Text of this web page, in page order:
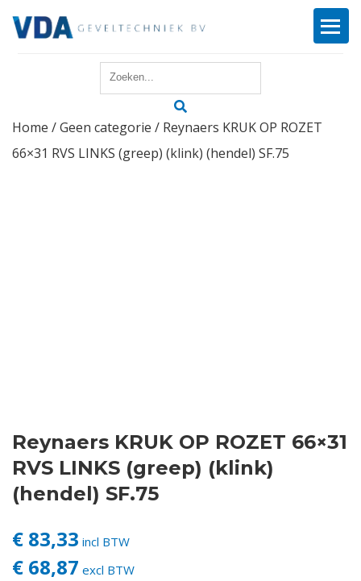
Reparatie
Login
Vacatures
Home /Geen categorie / Reynaers KRUK OP ROZET
66×31 RVS LINKS (greep) (klink) (hendel) SF.75
Reynaers KRUK OP ROZET 66×31
RVS LINKS (greep) (klink)
(hendel) SF.75
€ 83,33 incl BTW
€ 68,87 excl BTW